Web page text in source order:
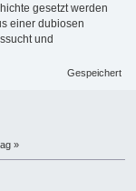
gesetzt werden
einer dubiosen
und
Gespeichert
»